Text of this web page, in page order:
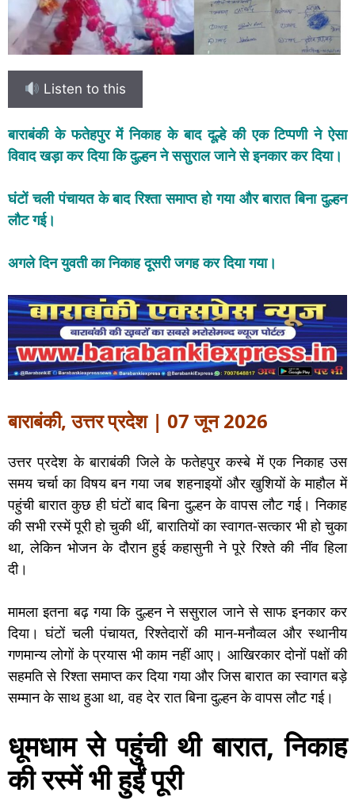
Listen to this
बाराबंकी के फतेहपुर में निकाह के बाद दूल्हे की एक टिप्पणी ने ऐसा
विवाद खड़ा कर दिया कि दुल्हन ने ससुराल जाने से इनकार कर दिया।
घंटों चली पंचायत के बाद रिश्ता समाप्त हो गया और बारात बिना दुल्हन
लौट गई।
अगले दिन युवती का निकाह दूसरी जगह कर दिया गया।
बाराबंकी, उत्तर प्रदेश | 07 जून 2026
उत्तर प्रदेश के बाराबंकी जिले के फतेहपुर कस्बे में एक निकाह उस
समय चर्चा का विषय बन गया जब शहनाइयों और खुशियों के माहौल में
पहुंची बारात कुछ ही घंटों बाद बिना दुल्हन के वापस लौट गई। निकाह
की सभी रस्में पूरी हो चुकी थीं, बारातियों का स्वागत-सत्कार भी हो चुका
था, लेकिन भोजन के दौरान हुई कहासुनी ने पूरे रिश्ते की नींव हिला
दी।
मामला इतना बढ़ गया कि दुल्हन ने ससुराल जाने से साफ इनकार कर
दिया। घंटों चली पंचायत, रिश्तेदारों की मान-मनौव्वल और स्थानीय
गणमान्य लोगों के प्रयास भी काम नहीं आए। आखिरकार दोनों पक्षों की
सहमति से रिश्ता समाप्त कर दिया गया और जिस बारात का स्वागत बड़े
सम्मान के साथ हुआ था, वह देर रात बिना दुल्हन के वापस लौट गई।
धूमधाम से पहुंची थी बारात, निकाह
की रस्में भी हुईं पूरी